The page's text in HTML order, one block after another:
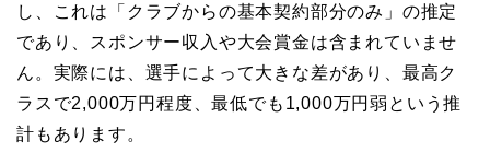
し、これは「クラブからの基本契約部分のみ」の推定
であり、スポンサー収入や大会賞金は含まれていませ
ん。実際には、選手によって大きな差があり、最高ク
ラスで2,000万円程度、最低でも1,000万円弱という推
計もあります。